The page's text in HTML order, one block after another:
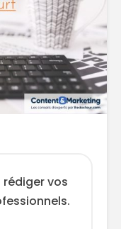
vos